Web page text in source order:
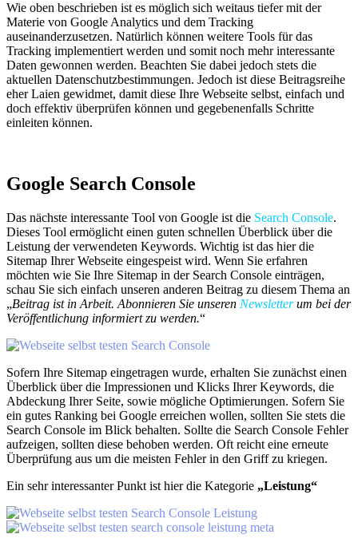
Wie oben beschrieben ist es möglich sich weitaus tiefer mit der
Materie von Google Analytics und dem Tracking
auseinanderzusetzen. Natürlich können weitere Tools für das
Tracking implementiert werden und somit noch mehr interessante
Daten gewonnen werden. Beachten Sie dabei jedoch stets die
aktuellen Datenschutzbestimmungen. Jedoch ist diese Beitragsreihe
eher Laien gewidmet, damit diese Ihre Webseite selbst, einfach und
doch effektiv überprüfen können und gegebenenfalls Schritte
einleiten können.
Google Search Console
Das nächste interessante Tool von Google ist die Search Console.
Dieses Tool ermöglicht einen guten schnellen Überblick über die
Leistung der verwendeten Keywords. Wichtig ist das hier die
Sitemap Ihrer Webseite eingespeist wird. Wenn Sie erfahren
möchten wie Sie Ihre Sitemap in der Search Console einträgen,
schau Sie sich einfach unseren anderen Beitrag zu diesem Thema an
„Beitrag ist in Arbeit. Abonnieren Sie unseren Newsletterum bei der
Veröffentlichung informiert zu werden.“
Sofern Ihre Sitemap eingetragen wurde, erhalten Sie zunächst einen
Überblick über die Impressionen und Klicks Ihrer Keywords, die
Abdeckung Ihrer Seite, sowie mögliche Optimierungen. Sofern Sie
ein gutes Ranking bei Google erreichen wollen, sollten Sie stets die
Search Console im Blick behalten. Sollte die Search Console Fehler
aufzeigen, sollten diese behoben werden. Oft reicht eine erneute
Überprüfung aus um die meisten Fehler in den Griff zu kriegen.
Ein sehr interessanter Punkt ist hier die Kategorie „Leistung“